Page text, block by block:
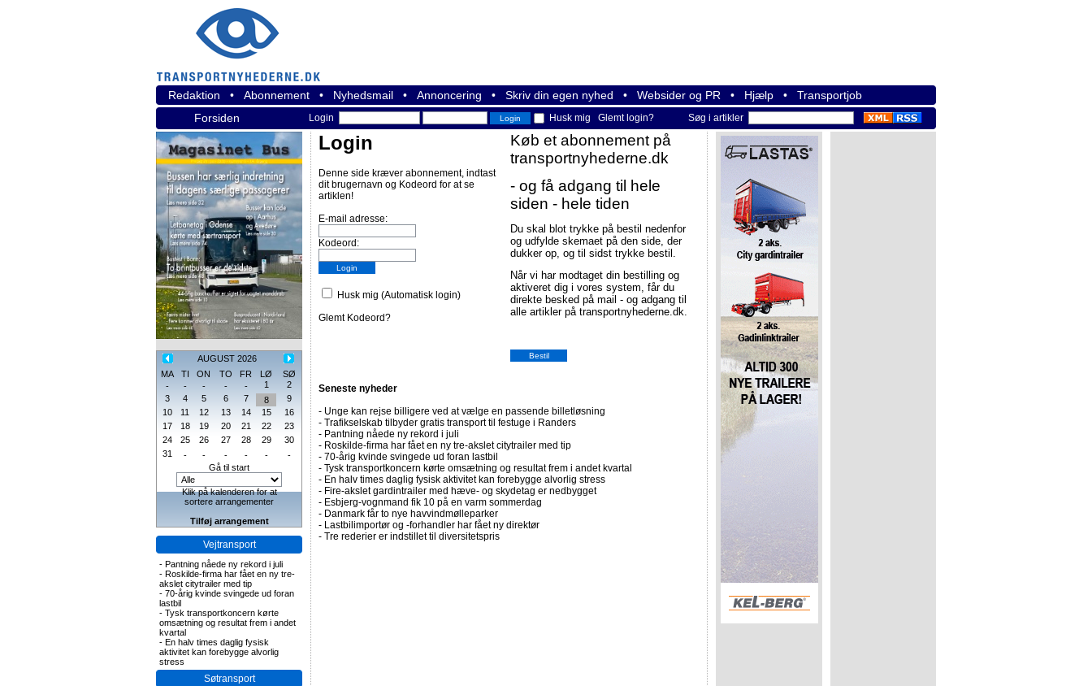
Redaktion • Abonnement • Nyhedsmail • Annoncering • Skriv din egen nyhed • Websider og PR • Hjælp • Transportjob
Forsiden
Login Husk mig Glemt login? Søg i artikler
AUGUST 2026
MA
TI ON TO FR LØ
SØ
-
- - - - 1
2
3
4 5 6 7 8
9
10
11 12 13 14 15
16
17
18 19 20 21 22
23
24
25 26 27 28 29
30
31
- - - - -
-
Gå til start
Klik på kalenderen for at
sortere arrangementer
Tilføj arrangement
Vejtransport
- Pantning nåede ny rekord i juli
- Roskilde-firma har fået en ny tre-
akslet citytrailer med tip
- 70-årig kvinde svingede ud foran
lastbil
- Tysk transportkoncern kørte
omsætning og resultat frem i andet
kvartal
- En halv times daglig fysisk
aktivitet kan forebygge alvorlig
stress
Søtransport
Login
Denne side kræver abonnement, indtast
dit brugernavn og Kodeord for at se
artiklen!
E-mail adresse:
Kodeord:
Husk mig (Automatisk login)
Glemt Kodeord?
Køb et abonnement på
transportnyhederne.dk
- og få adgang til hele
siden - hele tiden
Du skal blot trykke på bestil nedenfor
og udfylde skemaet på den side, der
dukker op, og til sidst trykke bestil.
Når vi har modtaget din bestilling og
aktiveret dig i vores system, får du
direkte besked på mail - og adgang til
alle artikler på transportnyhederne.dk.
Seneste nyheder
- Unge kan rejse billigere ved at vælge en passende billetløsning
- Trafikselskab tilbyder gratis transport til festuge i Randers
- Pantning nåede ny rekord i juli
- Roskilde-firma har fået en ny tre-akslet citytrailer med tip
- 70-årig kvinde svingede ud foran lastbil
- Tysk transportkoncern kørte omsætning og resultat frem i andet kvartal
- En halv times daglig fysisk aktivitet kan forebygge alvorlig stress
- Fire-akslet gardintrailer med hæve- og skydetag er nedbygget
- Esbjerg-vognmand fik 10 på en varm sommerdag
- Danmark får to nye havvindmølleparker
- Lastbilimportør og -forhandler har fået ny direktør
- Tre rederier er indstillet til diversitetspris